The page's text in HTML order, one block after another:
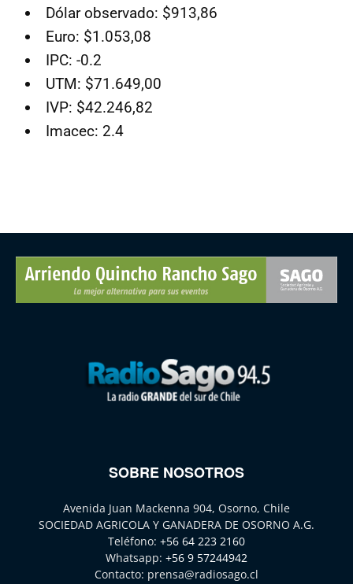
Dólar observado: $913,86
Euro: $1.053,08
IPC: -0.2
UTM: $71.649,00
IVP: $42.246,82
Imacec: 2.4
SOBRE NOSOTROS
Avenida Juan Mackenna 904, Osorno, Chile
SOCIEDAD AGRICOLA Y GANADERA DE OSORNO A.G.
Teléfono: +56 64 223 2160
Whatsapp: +56 9 57244942
Contacto: prensa@radiosago.cl